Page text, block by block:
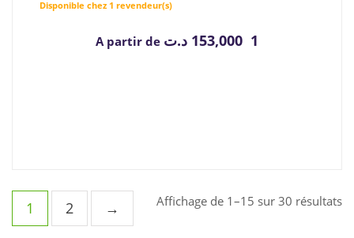
Disponible chez 1 revendeur(s)
A partir de 1 153,000 د.ت
Affichage de 1–15 sur 30 résultats
1 2 →